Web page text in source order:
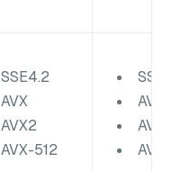
SSE4.2
AVX
AVX2
AVX-512
AVX
AVX2
AVX-